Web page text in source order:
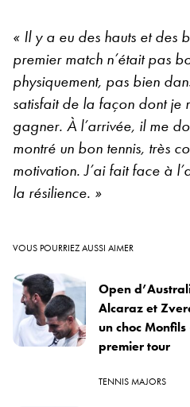
« Il y a eu des hauts et des
premier match n’était pas
physiquement, pas bien
satisfait de la façon dont je
gagner. À l’arrivée, il me
montré un bon tennis, très
motivation. J’ai fait face à
la résilience. »
VOUS POURRIEZ AUSSI AIMER
Open
Alcaraz et
un choc
premier tour
TENNIS MAJORS